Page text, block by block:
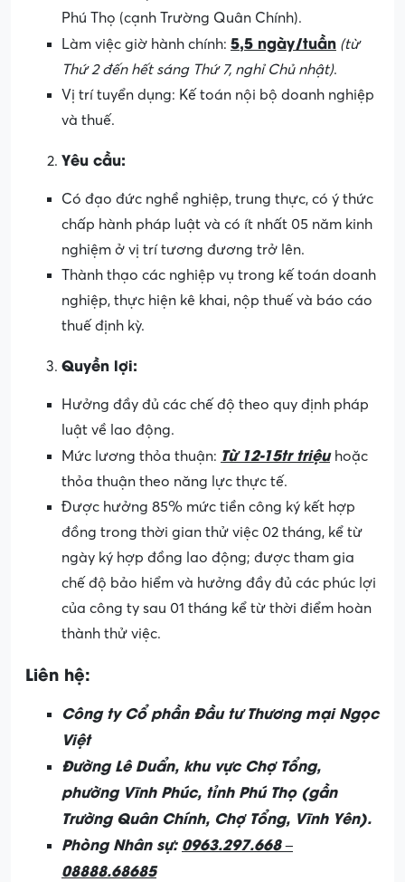
Phú Thọ (cạnh Trường Quân Chính).
Làm việc giờ hành chính: 5,5 ngày/tuần (từ
Thứ 2 đến hết sáng Thứ 7, nghỉ Chủ nhật).
Vị trí tuyển dụng: Kế toán nội bộ doanh nghiệp
và thuế.
Yêu cầu:
Có đạo đức nghề nghiệp, trung thực, có ý thức
chấp hành pháp luật và có ít nhất 05 năm kinh
nghiệm ở vị trí tương đương trở lên.
Thành thạo các nghiệp vụ trong kế toán doanh
nghiệp, thực hiện kê khai, nộp thuế và báo cáo
thuế định kỳ.
Quyền lợi:
Hưởng đầy đủ các chế độ theo quy định pháp
luật về lao động.
Mức lương thỏa thuận: Từ 12-15tr triệu hoặc
thỏa thuận theo năng lực thực tế.
Được hưởng 85% mức tiền công ký kết hợp
đồng trong thời gian thử việc 02 tháng, kể từ
ngày ký hợp đồng lao động; được tham gia
chế độ bảo hiểm và hưởng đầy đủ các phúc lợi
của công ty sau 01 tháng kể từ thời điểm hoàn
thành thử việc.
Liên hệ:
Công ty Cổ phần Đầu tư Thương mại Ngọc
Việt
Đường Lê Duẩn, khu vực Chợ Tổng,
phường Vĩnh Phúc, tỉnh Phú Thọ (gần
Trường Quân Chính, Chợ Tổng, Vĩnh Yên).
Phòng Nhân sự: 0963.297.668 –
08888.68685